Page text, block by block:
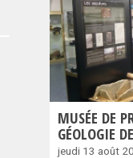
MUSÉE DE
GÉOLOGIE
jeudi 13 août